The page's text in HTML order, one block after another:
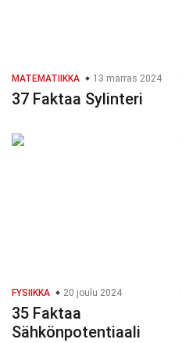
MATEMATIIKKA 13 marras 2024
37 Faktaa Sylinteri
FYSIIKKA 20 joulu 2024
35 Faktaa
Sähkönpotentiaali